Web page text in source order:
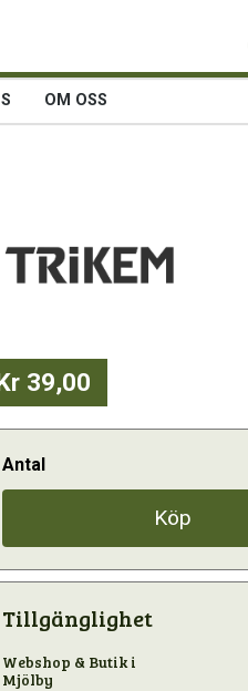
OM OSS
39,00
Antal
Köp
Tillgänglighet
Webshop & Butik i
Mjölby